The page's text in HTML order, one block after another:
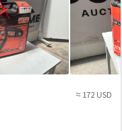
≈ 172 USD